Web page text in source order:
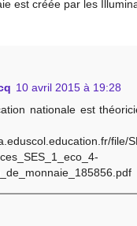
est créée par les
10 avril 2015 à 19:28
nationale est
file/